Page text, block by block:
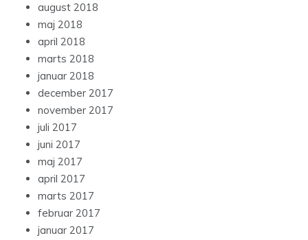
august 2018
maj 2018
april 2018
marts 2018
januar 2018
december 2017
november 2017
juli 2017
juni 2017
maj 2017
april 2017
marts 2017
februar 2017
januar 2017